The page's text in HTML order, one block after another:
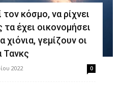
κόσμο, να ρίχνει
έχει οικονομήσει
γεμίζουν οι
Τανκς
2022 0